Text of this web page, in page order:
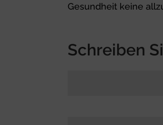
Gesundheit keine
Schreiben